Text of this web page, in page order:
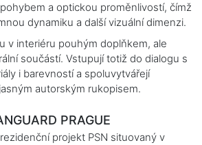
a optickou proměnlivostí, čímž
dynamiku a další vizuální dimenzi.
v interiéru pouhým doplňkem, ale
součástí. Vstupují totiž do dialogu s
i barevností a spoluvytvářejí
autorským rukopisem.
PRAGUE
projekt PSN situovaný v